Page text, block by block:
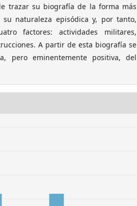
trazar su biografía de la forma más
naturaleza episódica y, por tanto,
factores: actividades militares,
A partir de esta biografía se
pero eminentemente positiva, del